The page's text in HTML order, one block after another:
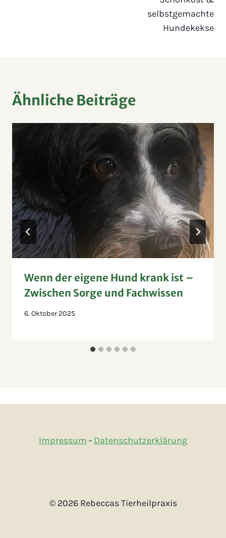
selbstgemachte
Hundekekse
Ähnliche Beiträge
Wenn der eigene Hund krank ist –
Zwischen Sorge und Fachwissen
6. Oktober 2025
Impressum - Datenschutzerklärung
© 2026 Rebeccas Tierheilpraxis